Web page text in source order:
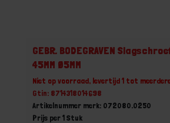
GEBR. BODEGRAVEN
45MM Ø5MM
Niet op voorraad, levertijd 1 tot
Gtin: 8714318014698
Artikelnummer merk: 072080.0250
Prijs per 1 Stuk